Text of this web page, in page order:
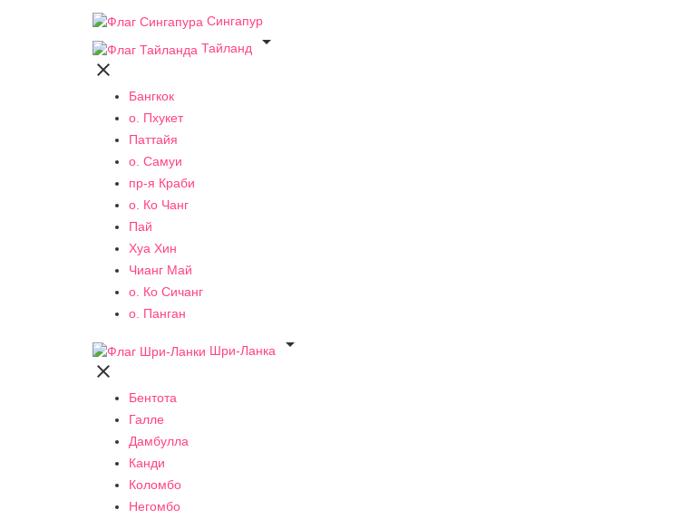
Сингапур
Тайланд


Бангкок
о. Пхукет
Паттайя
о. Самуи
пр-я Краби
о. Ко Чанг
Пай
Хуа Хин
Чианг Май
о. Ко Сичанг
о. Панган
Шри-Ланка


Бентота
Галле
Дамбулла
Канди
Коломбо
Негомбо